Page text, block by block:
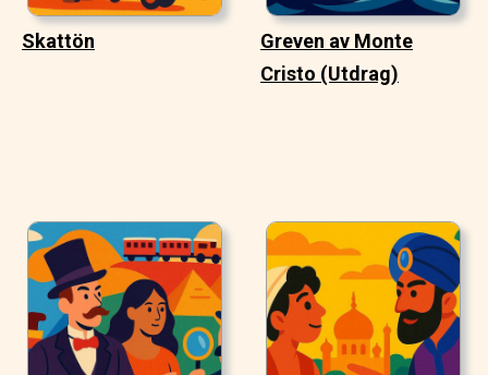
Skattön
Greven av Monte
Cristo (Utdrag)